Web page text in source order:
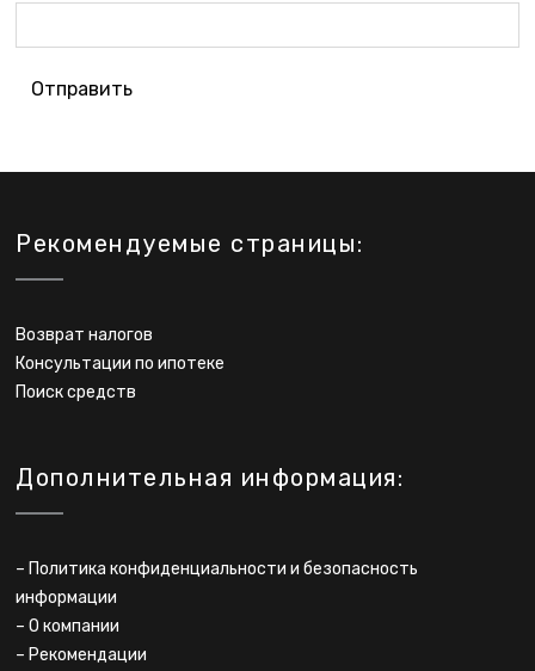
Отправить
Рекомендуемые страницы:
Возврат налогов
Консультации по ипотеке
Поиск средств
Дополнительная информация:
– Политика конфиденциальности и безопасность
информации
–О компании
– Рекомендации